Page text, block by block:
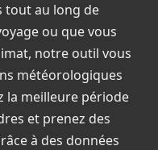
tout au long de
ou que vous
notre outil vous
météorologiques
la meilleure période
et prenez des
à des données